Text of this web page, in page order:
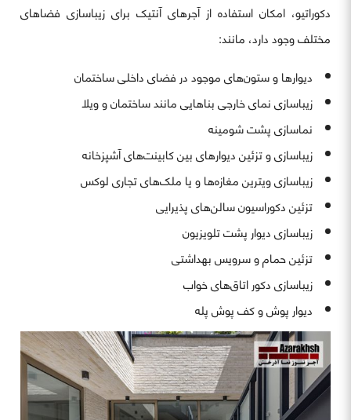
دکوراتیو، امکان استفاده از آجرهای آنتیک برای زیباسازی فضاهای
مختلف وجود دارد، مانند:
دیوارها و ستون‌های موجود در فضای داخلی ساختمان
زیباسازی نمای خارجی بناهایی مانند ساختمان و ویلا
نماسازی پشت شومینه
زیباسازی و تزئین دیوارهای بین کابینت‌های آشپزخانه
زیباسازی ویترین مغازه‌ها و یا ملک‌های تجاری لوکس
تزئین دکوراسیون سالن‌های پذیرایی
زیباسازی دیوار پشت تلویزیون
تزئین حمام و سرویس بهداشتی
زیباسازی دکور اتاق‌های خواب
دیوار پوش و کف پوش پله